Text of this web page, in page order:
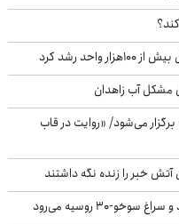
رشد کرد
مشکل آب زاهدان
می‌شود/ «روایت در قاب
آتش خبر را زنده نگه داشتند
30 روسیه می‌رود